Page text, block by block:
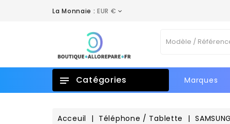
La Monnaie : EUR €
Catégories Marques
Acceuil Téléphone / Tablette SAMSUNG